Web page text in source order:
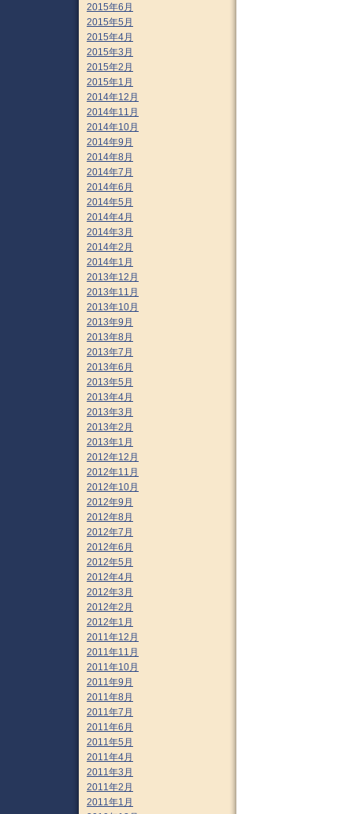
2015年6月
2015年5月
2015年4月
2015年3月
2015年2月
2015年1月
2014年12月
2014年11月
2014年10月
2014年9月
2014年8月
2014年7月
2014年6月
2014年5月
2014年4月
2014年3月
2014年2月
2014年1月
2013年12月
2013年11月
2013年10月
2013年9月
2013年8月
2013年7月
2013年6月
2013年5月
2013年4月
2013年3月
2013年2月
2013年1月
2012年12月
2012年11月
2012年10月
2012年9月
2012年8月
2012年7月
2012年6月
2012年5月
2012年4月
2012年3月
2012年2月
2012年1月
2011年12月
2011年11月
2011年10月
2011年9月
2011年8月
2011年7月
2011年6月
2011年5月
2011年4月
2011年3月
2011年2月
2011年1月